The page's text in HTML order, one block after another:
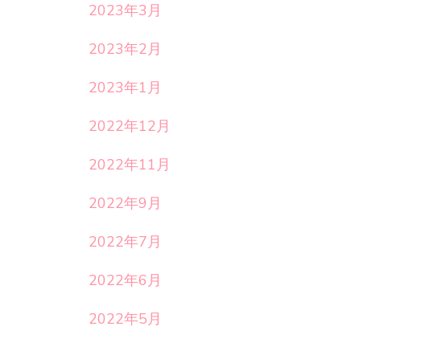
2023年3月
2023年2月
2023年1月
2022年12月
2022年11月
2022年9月
2022年7月
2022年6月
2022年5月